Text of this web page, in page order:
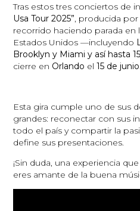
Tras estos tres conciertos de
Usa Tour 2025” , producida
recorrido haciendo parada en
Estados Unidos —incluyendo
Brooklyn y Miami y así hasta
cierre en Orlando el15 de junio
Esta gira cumple uno de sus
grandes: reconectar con sus
todo el país y compartir la
define sus presentaciones.
¡Sin duda, una experiencia
eres amante de la buena